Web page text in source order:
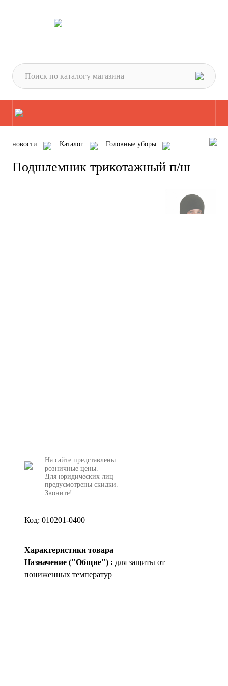
новости Каталог
Головные уборы
Подшлемник трикотажный п/ш
На сайте представлены
розничные цены.
Для юридических лиц
предусмотрены скидки.
Звоните!
Код: 010201-0400
Характеристики товара
Назначение ("Общие") : для защиты от
пониженных температур